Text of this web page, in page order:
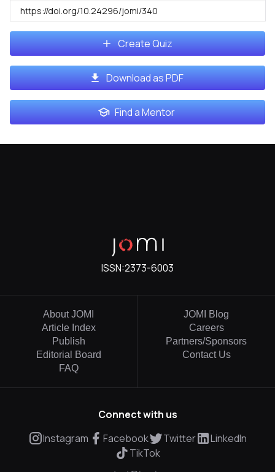
https://doi.org/10.24296/jomi/340
Create Quiz
Download as PDF
Find a Mentor
ISSN:2373-6003
About JOMI
Article Index
Publish
Editorial Board
FAQ
JOMI Blog
Careers
Partners/Sponsors
Contact Us
Connect with us
Instagram
Facebook Twitter
LinkedIn
TikTok